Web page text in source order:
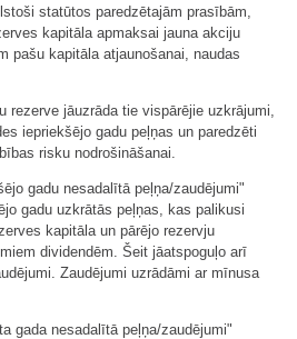
statūtos paredzētajām prasībām,
kapitāla apmaksai jauna akciju
pašu kapitāla atjaunošanai, naudas
rezerve jāuzrāda tie vispārējie uzkrājumi,
iepriekšējo gadu peļņas un paredzēti
risku nodrošināšanai.
gadu nesadalītā peļņa/zaudējumi"
gadu uzkrātās peļņas, kas palikusi
kapitāla un pārējo rezervju
dividendēm. Šeit jāatspoguļo arī
Zaudējumi uzrādāmi ar mīnusa
gada nesadalītā peļņa/zaudējumi"